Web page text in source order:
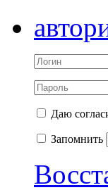
Даю
Запомнить